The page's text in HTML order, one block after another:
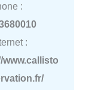
:
:
www.callisto